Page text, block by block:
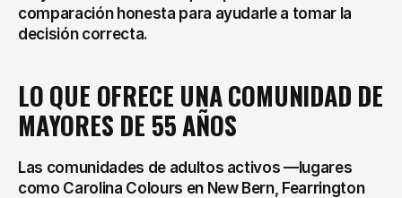
comparación honesta para ayudarle a tomar la
decisión correcta.
LO QUE OFRECE UNA COMUNIDAD DE
MAYORES DE 55 AÑOS
Las comunidades de adultos activos —lugares
como Carolina Colours en New Bern, Fearrington